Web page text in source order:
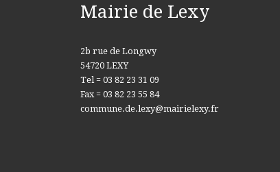
Mairie de Lexy
2b rue de Longwy
54720 LEXY
Tel = 03 82 23 31 09
Fax = 03 82 23 55 84
commune.de.lexy@mairielexy.fr